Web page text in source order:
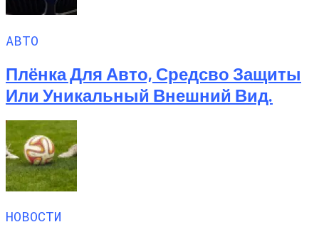
АВТО
Плёнка Для Авто, Средсво Защиты
Или Уникальный Внешний Вид.
НОВОСТИ